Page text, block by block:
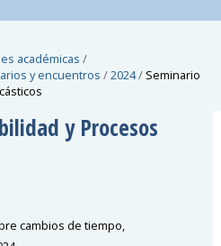
académicas /
y encuentros /2024/ Seminario
y Procesos
cambios de tiempo,